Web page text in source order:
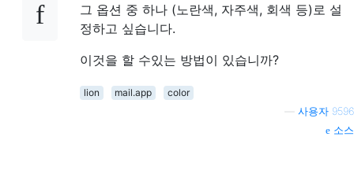
그 옵션 중 하나 (노란색, 자주색, 회색 등)로 설
정하고 싶습니다.
이것을 할 수있는 방법이 있습니까?
lion mail.app
color
사용자 9596
소스